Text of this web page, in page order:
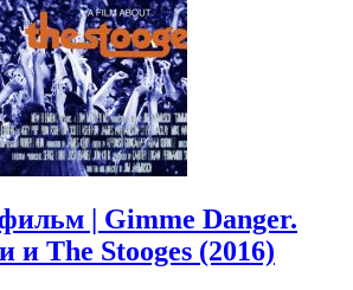
| Gimme Danger.
и The Stooges (2016)